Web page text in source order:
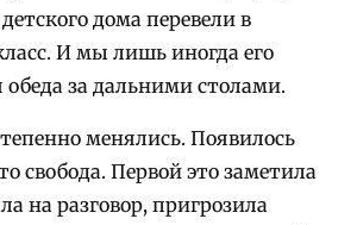
дома перевели в
И мы лишь иногда его
обеда за дальними столами.
менялись. Появилось
свобода. Первой это заметила
на разговор, пригрозила